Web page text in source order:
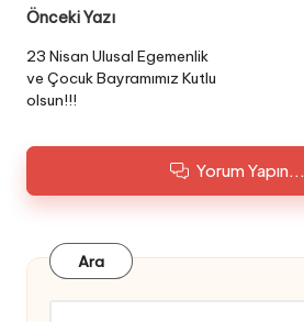
Post
navigation
Önceki Yazı
23 Nisan Ulusal Egemenlik
ve Çocuk Bayramımız Kutlu
olsun!!!
Yorum Yapın...
Ara